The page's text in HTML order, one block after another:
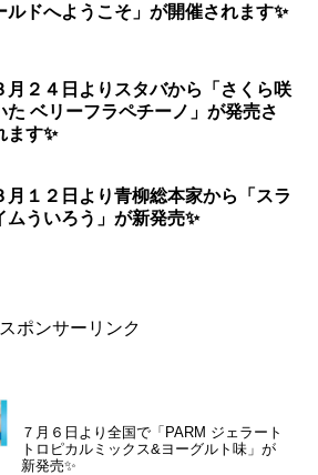
ルドへようこそ」が開催されます✨
月２４日よりスタバから「さくら咲
た ベリーフラペチーノ」が発売さ
ます✨‬
月１２日より青柳総本家から「スラ
ムういろう」が新発売✨
スポンサーリンク
７月６日より全国で「PARM ジェラート
トロピカルミックス&ヨーグルト味」が
新発売✨